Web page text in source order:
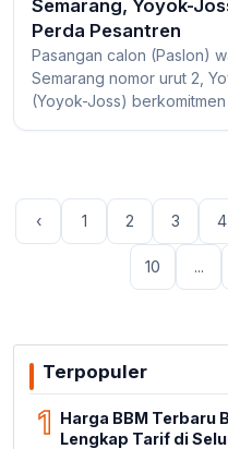
Semarang, Yoyok-
Perda Pesantren
Pasangan calon (Paslon)
Semarang nomor urut 2,
(Yoyok-Joss)
‹ 1 2 3 4
10 ...
Terpopuler
1 Harga BBM Terbaru
Lengkap Tarif di